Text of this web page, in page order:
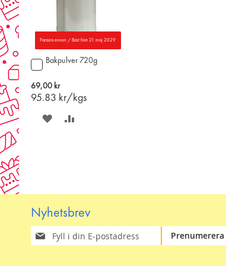
Parasta ennen / Bäst före 21 maj 2029
Bakpulver 720g
69,00 kr
95.83 kr/kgs
Lägg
i
varukorgen
SPARA
Nyhetsbrev
Prenumerera
på
Prenumerera